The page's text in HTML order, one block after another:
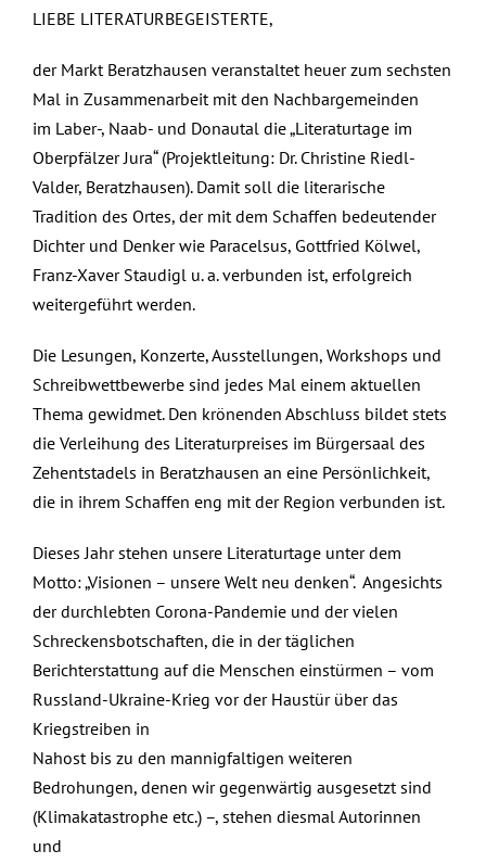
LIEBE LITERATURBEGEISTERTE,
der Markt Beratzhausen veranstaltet heuer zum sechsten
Mal in Zusammenarbeit mit den Nachbargemeinden
im Laber-, Naab- und Donautal die „Literaturtage im
Oberpfälzer Jura“ (Projektleitung: Dr. Christine Riedl-
Valder, Beratzhausen). Damit soll die literarische
Tradition des Ortes, der mit dem Schaffen bedeutender
Dichter und Denker wie Paracelsus, Gottfried Kölwel,
Franz-Xaver Staudigl u. a. verbunden ist, erfolgreich
weitergeführt werden.
Die Lesungen, Konzerte, Ausstellungen, Workshops und
Schreibwettbewerbe sind jedes Mal einem aktuellen
Thema gewidmet. Den krönenden Abschluss bildet stets
die Verleihung des Literaturpreises im Bürgersaal des
Zehentstadels in Beratzhausen an eine Persönlichkeit,
die in ihrem Schaffen eng mit der Region verbunden ist.
Dieses Jahr stehen unsere Literaturtage unter dem
Motto: „Visionen – unsere Welt neu denken“. Angesichts
der durchlebten Corona-Pandemie und der vielen
Schreckensbotschaften, die in der täglichen
Berichterstattung auf die Menschen einstürmen – vom
Russland-Ukraine-Krieg vor der Haustür über das
Kriegstreiben in
Nahost bis zu den mannigfaltigen weiteren
Bedrohungen, denen wir gegenwärtig ausgesetzt sind
(Klimakatastrophe etc.) –, stehen diesmal Autorinnen
und